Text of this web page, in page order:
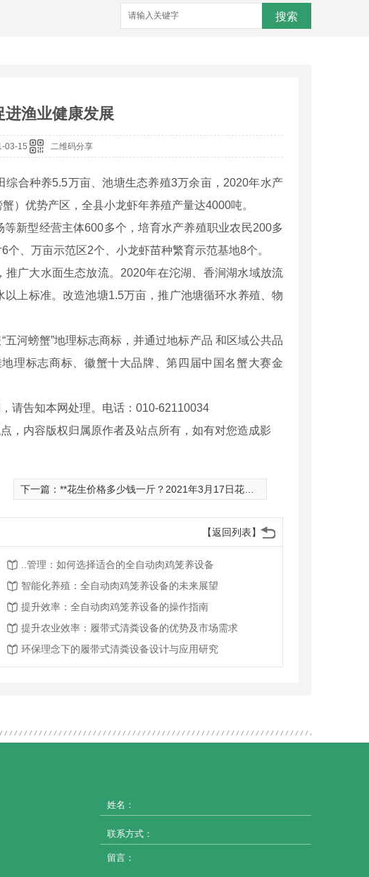
搜索
进渔业健康发展
03-15 二维码分享
合种养5.5万亩、池塘生态养殖3万余亩，2020年水产
）优势产区，全县小龙虾年养殖产量达4000吨。
新型经营主体600多个，培育水产养殖职业农民200多
、万亩示范区2个、小龙虾苗种繁育示范基地8个。
广大水面生态放流。2020年在沱湖、香涧湖水域放流
上标准。改造池塘1.5万亩，推广池塘循环水养殖、物
河螃蟹”地理标志商标，并通过地标产品 和区域公共品
理标志商标、徽蟹十大品牌、第四届中国名蟹大赛金
请告知本网处理。电话：010-62110034
，内容版权归属原作者及站点所有，如有对您造成影
下一篇： **花生价格多少钱一斤？2021年3月17日花生价格*新行情
【返回列表】
..管理：如何选择适合的全自动肉鸡笼养设备
智能化养殖：全自动肉鸡笼养设备的未来展望
提升效率：全自动肉鸡笼养设备的操作指南
提升农业效率：履带式清粪设备的优势及市场需求
环保理念下的履带式清粪设备设计与应用研究